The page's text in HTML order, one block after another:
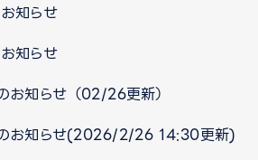
知らせ
知らせ
知らせ（02/26更新）
お知らせ(2026/2/26 14:30更新)